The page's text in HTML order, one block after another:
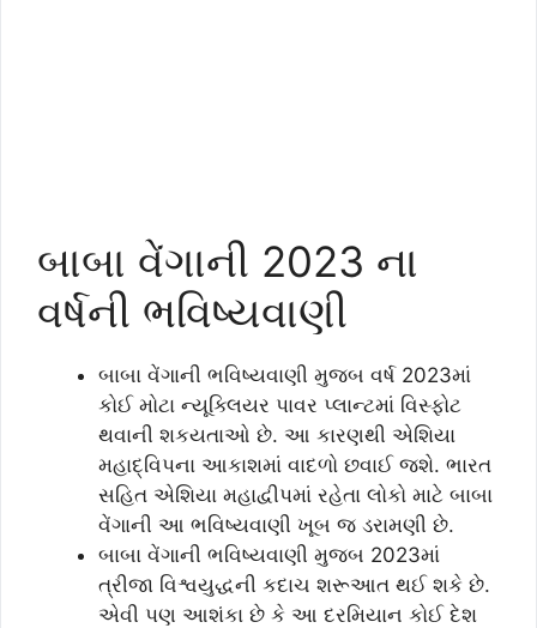
બાબા વેંગાની 2023 ના
વર્ષની ભવિષ્યવાણી
બાબા વેંગાની ભવિષ્યવાણી મુજબ વર્ષ 2023માં
કોઈ મોટા ન્યૂક્લિયર પાવર પ્લાન્ટમાં વિસ્ફોટ
થવાની શકયતાઓ છે. આ કારણથી એશિયા
મહાદ્વિપના આકાશમાં વાદળો છવાઈ જશે. ભારત
સહિત એશિયા મહાદ્વીપમાં રહેતા લોકો માટે બાબા
વેંગાની આ ભવિષ્યવાણી ખૂબ જ ડરામણી છે.
બાબા વેંગાની ભવિષ્યવાણી મુજબ 2023માં
ત્રીજા વિશ્વયુદ્ધની કદાચ શરૂઆત થઈ શકે છે.
એવી પણ આશંકા છે કે આ દરમિયાન કોઈ દેશ